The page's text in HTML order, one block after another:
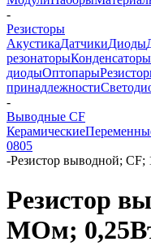
-
Резисторы
АкустикаДатчикиДиоды
резонаторыКонденсаторы
диодыОптопары
принадлежности
-
Выводные CF
Керамические
0805
-Резистор выводной;
Резистор
МОм;